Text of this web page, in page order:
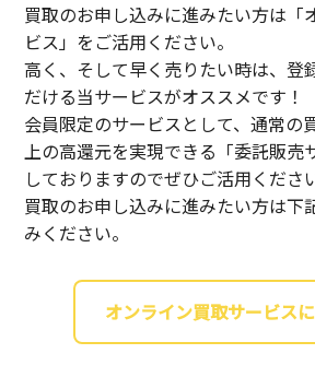
買取のお申し込みに進みたい方は「
ビス」をご活用ください。
高く、そして早く売りたい時は、登
だける当サービスがオススメです！
会員限定のサービスとして、通常の
上の高還元を実現できる「委託販売
しておりますのでぜひご活用くださ
買取のお申し込みに進みたい方は下
みください。
オンライン買取サービス